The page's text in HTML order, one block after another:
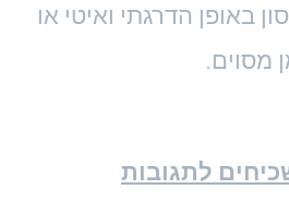
באופן הדרגתי ואיטי או
מסוים.
לתגובות